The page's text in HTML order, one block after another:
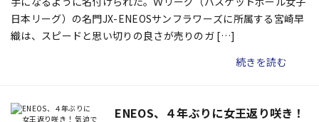
日本リーグ）の名門JX-ENEOSサンフラワーズに所属する宮崎早
織は、スピードと思い切りの良さが売りのガ […]
続きを読む
ENEOS、４年ぶりに女王返り咲き！